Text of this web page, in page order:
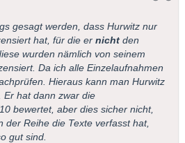
gesagt werden, dass Hurwitz nur
hat, für die er nicht den
wurden nämlich von seinem
Da ich alle Einzelaufnahmen
Hieraus kann man Hurwitz
Er hat dann zwar die
bewertet, aber dies sicher nicht,
der Reihe die Texte verfasst hat,
gut sind.